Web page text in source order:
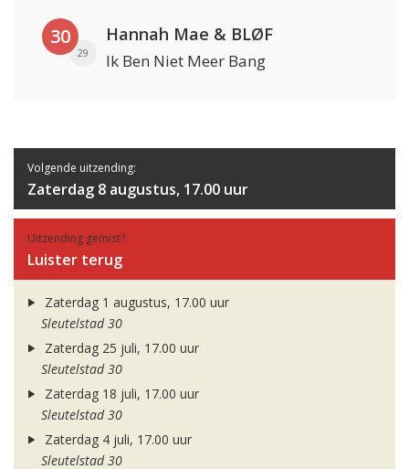
30
29
Hannah Mae & BLØF
Ik Ben Niet Meer Bang
Volgende uitzending:
Zaterdag 8 augustus, 17.00 uur
Uitzending gemist?
Luister terug
Zaterdag 1 augustus, 17.00 uur
Sleutelstad 30
Zaterdag 25 juli, 17.00 uur
Sleutelstad 30
Zaterdag 18 juli, 17.00 uur
Sleutelstad 30
Zaterdag 4 juli, 17.00 uur
Sleutelstad 30